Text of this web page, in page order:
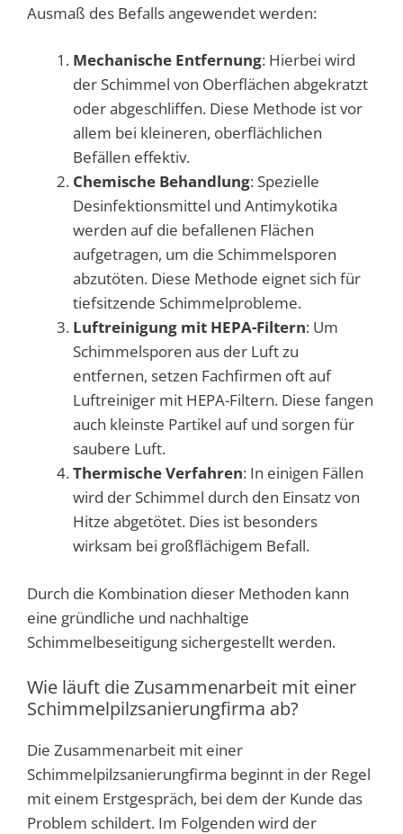
Ausmaß des Befalls angewendet werden:
Mechanische Entfernung: Hierbei wird
der Schimmel von Oberflächen abgekratzt
oder abgeschliffen. Diese Methode ist vor
allem bei kleineren, oberflächlichen
Befällen effektiv.
Chemische Behandlung: Spezielle
Desinfektionsmittel und Antimykotika
werden auf die befallenen Flächen
aufgetragen, um die Schimmelsporen
abzutöten. Diese Methode eignet sich für
tiefsitzende Schimmelprobleme.
Luftreinigung mit HEPA-Filtern: Um
Schimmelsporen aus der Luft zu
entfernen, setzen Fachfirmen oft auf
Luftreiniger mit HEPA-Filtern. Diese fangen
auch kleinste Partikel auf und sorgen für
saubere Luft.
Thermische Verfahren: In einigen Fällen
wird der Schimmel durch den Einsatz von
Hitze abgetötet. Dies ist besonders
wirksam bei großflächigem Befall.
Durch die Kombination dieser Methoden kann
eine gründliche und nachhaltige
Schimmelbeseitigung sichergestellt werden.
Wie läuft die Zusammenarbeit mit einer
Schimmelpilzsanierungfirma ab?
Die Zusammenarbeit mit einer
Schimmelpilzsanierungfirma beginnt in der Regel
mit einem Erstgespräch, bei dem der Kunde das
Problem schildert. Im Folgenden wird der